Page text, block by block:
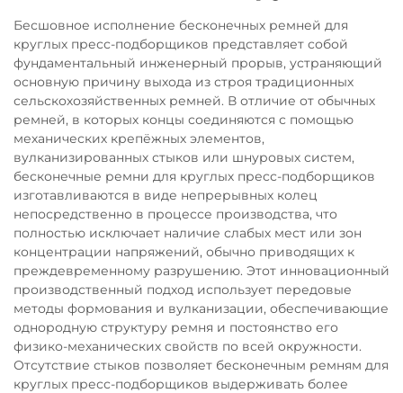
Бесшовное исполнение бесконечных ремней для
круглых пресс-подборщиков представляет собой
фундаментальный инженерный прорыв, устраняющий
основную причину выхода из строя традиционных
сельскохозяйственных ремней. В отличие от обычных
ремней, в которых концы соединяются с помощью
механических крепёжных элементов,
вулканизированных стыков или шнуровых систем,
бесконечные ремни для круглых пресс-подборщиков
изготавливаются в виде непрерывных колец
непосредственно в процессе производства, что
полностью исключает наличие слабых мест или зон
концентрации напряжений, обычно приводящих к
преждевременному разрушению. Этот инновационный
производственный подход использует передовые
методы формования и вулканизации, обеспечивающие
однородную структуру ремня и постоянство его
физико-механических свойств по всей окружности.
Отсутствие стыков позволяет бесконечным ремням для
круглых пресс-подборщиков выдерживать более